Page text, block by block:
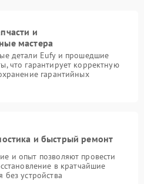
и
мастера
детали Eufy и прошедшие
что гарантирует корректную
гарантийных
и быстрый ремонт
и опыт позволяют провести
в кратчайшие
устройства